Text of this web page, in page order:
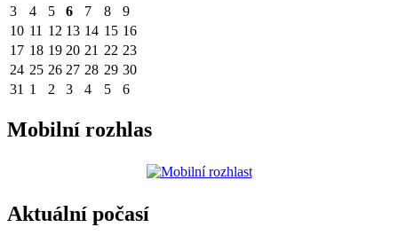
3
4 5 6 7 8
9
10 11 12 13 14 15 16
17 18 19 20 21 22 23
24 25 26 27 28 29 30
31 1 2 3 4 5 6
Mobilní rozhlas
Aktuální počasí